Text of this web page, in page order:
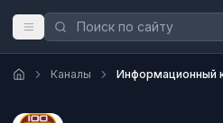
Каналы